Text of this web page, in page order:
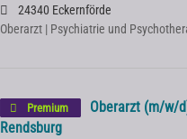
24340 Eckernförde
Oberarzt | Psychiatrie und
Premium
Oberarzt (m/w/
Rendsburg